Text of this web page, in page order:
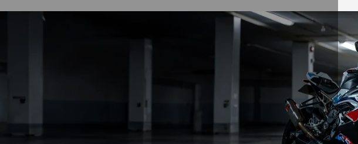
„Die Abwicklung eines Auftrages
bzw. Bestellung läuft angemessen
verlässliche Partner und das habe
ich hier gefunden.“